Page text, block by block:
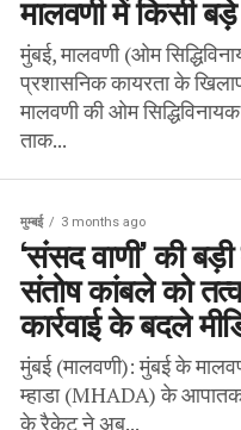
मालवणी में किसी
मुंबई, मालवणी (ओम
प्रशासनिक कायरता के
मालवणी की ओम
ताक...
मुम्बई 3 months ago
‘संसद वाणी’ की
संतोष कांबले को
कार्रवाई के बदले
मुंबई (मालवणी): मुंबई के
म्हाडा (MHADA) के
के रैकेट ने अब...